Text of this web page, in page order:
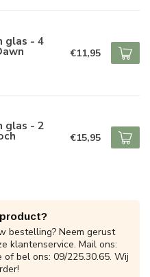
glas - 4
€11,95
glas - 2
€15,95
bestelling? Neem gerust
klantenservice. Mail ons:
of bel ons: 09/225.30.65. Wij